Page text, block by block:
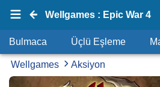
Wellgames : Epic War 4
Bulmaca Üçlü Eşleme
Wellgames Aksiyon